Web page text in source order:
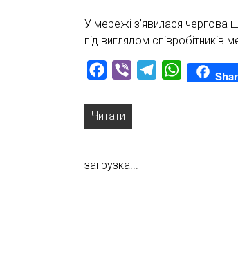
У мережі з’явилася чергова
під виглядом
Facebook
Viber TelegramWhatsApp
Читати
загрузка...